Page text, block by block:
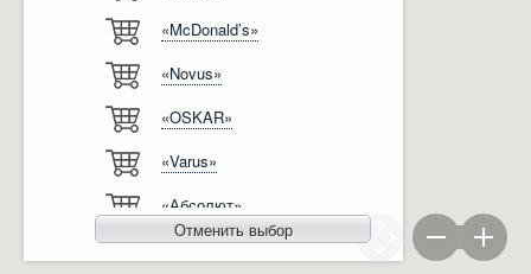
Модернізація
«McDonald’s»
«Novus»
«OSKAR»
«Varus»
«Абсолют»
«Агро-Овен»
Отменить выбор